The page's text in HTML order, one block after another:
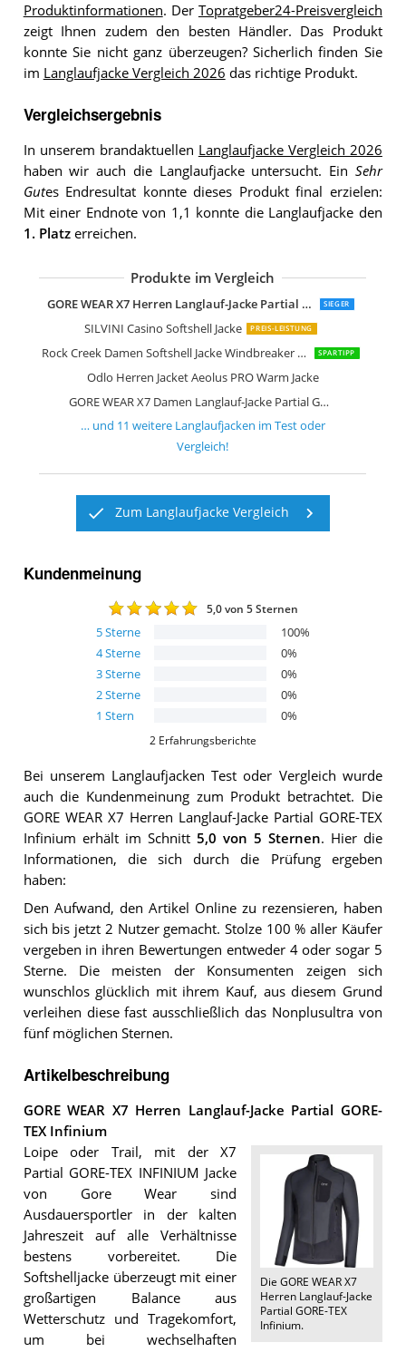
Produktinformationen. Der Topratgeber24-Preisvergleich
zeigt Ihnen zudem den besten Händler. Das Produkt
konnte Sie nicht ganz überzeugen? Sicherlich finden Sie
im Langlaufjacke Vergleich 2026 das richtige Produkt.
Vergleichsergebnis
In unserem brandaktuellen Langlaufjacke Vergleich 2026
haben wir auch die Langlaufjacke untersucht. Ein Sehr
Gutes Endresultat konnte dieses Produkt final erzielen:
Mit einer Endnote von 1,1 konnte die Langlaufjacke den
1. Platzerreichen.
Produkte im Vergleich
GORE WEAR X7 Herren Langlauf-Jacke Partial GORE-TEX Infinium SIEGER
SILVINI Casino Softshell Jacke PREIS-LEISTUNG
Rock Creek Damen Softshell Jacke Windbreaker Regenjacke Übergangsjacke SPARTIPP
Odlo Herren Jacket Aeolus PRO Warm Jacke
GORE WEAR X7 Damen Langlauf-Jacke Partial GORE-TEX Infinium
Odlo Herren Jacket Velocity Element
Ziener Herren Natalino Man
Craft Damen Glide JKT Jacke
Geographical Norway Herren
Odlo Damen Jacket Aeolus Element
Fischer Sports Herren Skiletics Hoody
Odlo Herren Jacket Aeolus Element
Airtracks Winter Funktions Laufset
Odlo Herren Jacke Jacket Aeolus
… und 11 weitere Langlaufjacken im Test oder
Vergleich!
Zum Langlaufjacke Vergleich
Kundenmeinung
5,0von 5 Sternen
5Sterne 100%
4Sterne 0%
3Sterne 0%
2Sterne 0%
1 Stern 0%
2 Erfahrungsberichte
Bei unserem Langlaufjacken Test oder Vergleich wurde
auch die Kundenmeinung zum Produkt betrachtet. Die
GORE WEAR X7 Herren Langlauf-Jacke Partial GORE-TEX
Infinium erhält im Schnitt 5,0 von 5 Sternen. Hier die
Informationen, die sich durch die Prüfung ergeben
haben:
Den Aufwand, den Artikel Online zu rezensieren, haben
sich bis jetzt 2 Nutzer gemacht. Stolze 100 % aller Käufer
vergeben in ihren Bewertungen entweder 4 oder sogar 5
Sterne. Die meisten der Konsumenten zeigen sich
wunschlos glücklich mit ihrem Kauf, aus diesem Grund
verleihen diese fast ausschließlich das Nonplusultra von
fünf möglichen Sternen.
Artikelbeschreibung
GORE WEAR X7 Herren Langlauf-Jacke Partial GORE-
TEX Infinium
Die GORE WEAR X7
Herren Langlauf-Jacke
Partial GORE-TEX
Infinium.
Loipe oder Trail, mit der X7
Partial GORE-TEX INFINIUM Jacke
von Gore Wear sind
Ausdauersportler in der kalten
Jahreszeit auf alle Verhältnisse
bestens vorbereitet. Die
Softshelljacke überzeugt mit einer
großartigen Balance aus
Wetterschutz und Tragekomfort,
um bei wechselhaften